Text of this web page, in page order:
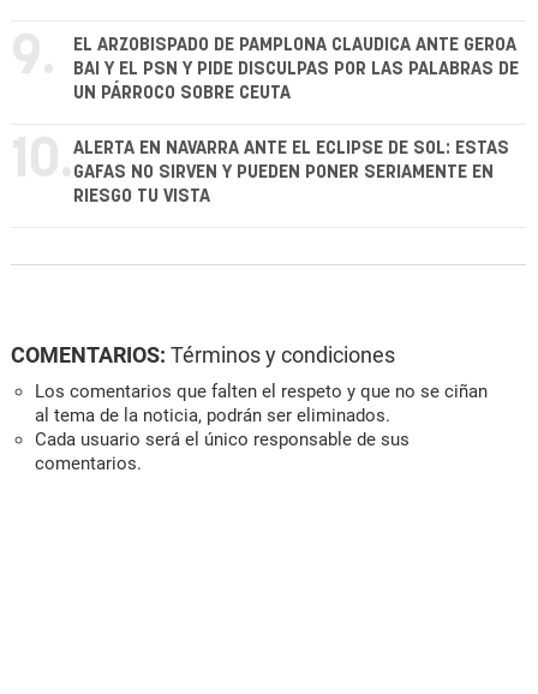
9.
EL ARZOBISPADO DE PAMPLONA CLAUDICA ANTE GEROA
BAI Y EL PSN Y PIDE DISCULPAS POR LAS PALABRAS DE
UN PÁRROCO SOBRE CEUTA
10.ALERTA EN NAVARRA ANTE EL ECLIPSE DE SOL: ESTAS
GAFAS NO SIRVEN Y PUEDEN PONER SERIAMENTE EN
RIESGO TU VISTA
COMENTARIOS: Términos y condiciones
Los comentarios que falten el respeto y que no se ciñan
al tema de la noticia, podrán ser eliminados.
Cada usuario será el único responsable de sus
comentarios.